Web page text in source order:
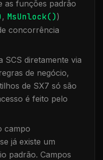
as funções padrão
, MsUnlock())
concorrência
SCS diretamente via
de negócio,
de SX7 só são
é feito pelo
campo
já existe um
padrão. Campos